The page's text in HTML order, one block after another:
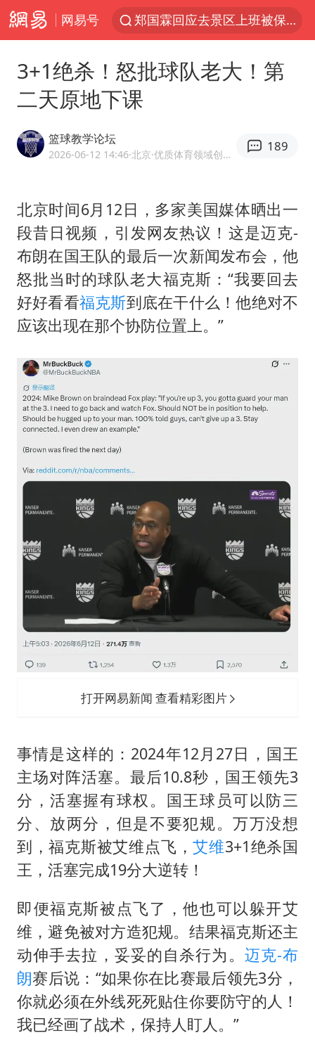
网易号
郑国霖回应去景区上班被保安拦下
陕西柞水县突发泥石流致1死2失联
杭州一小区17楼玻璃幕墙爆裂
美国退回1000亿美元关税
早田希娜挺进横滨女单16强
李亚鹏向地铁吐血女孩捐99999元
李嫣近照曝光
新华社权威快报|我国编制完成新版全月地质图
要给全体职工“应休尽休”的底气
中国经济展现强大韧性和活力
3+1绝杀！怒批球队老大！第
二天原地下课
篮球教学论坛
2026-06-12 14:46·北京 ·优质体育领域创作者
189
北京时间6月12日，多家美国媒体晒出一
段昔日视频，引发网友热议！这是迈克-
布朗在国王队的最后一次新闻发布会，他
怒批当时的球队老大福克斯 ：“我要回去
好好看看福克斯到底在干什么！他绝对不
应该出现在那个协防位置上。”
打开网易新闻 查看精彩图片
事情是这样的：2024年12月27日，国王
主场对阵活塞。最后10.8秒，国王领先3
分，活塞握有球权。国王球员可以防三
分、放两分，但是不要犯规。万万没想
到，福克斯被艾维点飞，艾维3+1绝杀国
王，活塞完成19分大逆转！
即便福克斯被点飞了，他也可以躲开艾
维，避免被对方造犯规。结果福克斯还主
动伸手去拉，妥妥的自杀行为。 迈克-布
朗赛后说：“如果你在比赛最后领先3分，
你就必须在外线死死贴住你要防守的人！
我已经画了战术，保持人盯人。”